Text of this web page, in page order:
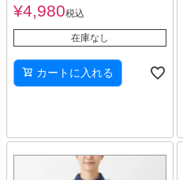
¥4,980税込
在庫なし
カートに入れる